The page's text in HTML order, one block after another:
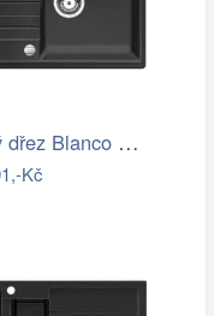
Granitový dřez Blanco ZIA 5 S antracit…
Kč